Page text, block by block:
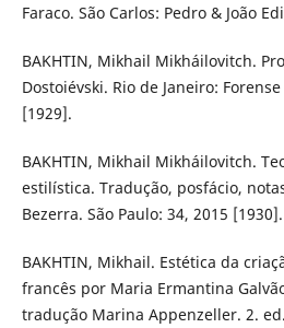
Faraco. São Carlos: Pedro & João
BAKHTIN, Mikhail Mikháilovitch.
Dostoiévski. Rio de Janeiro:
[1929].
BAKHTIN, Mikhail Mikháilovitch.
estilística. Tradução, posfácio,
Bezerra. São Paulo: 34, 2015 [1930].
BAKHTIN, Mikhail. Estética da
francês por Maria Ermantina
tradução Marina Appenzeller. 2.